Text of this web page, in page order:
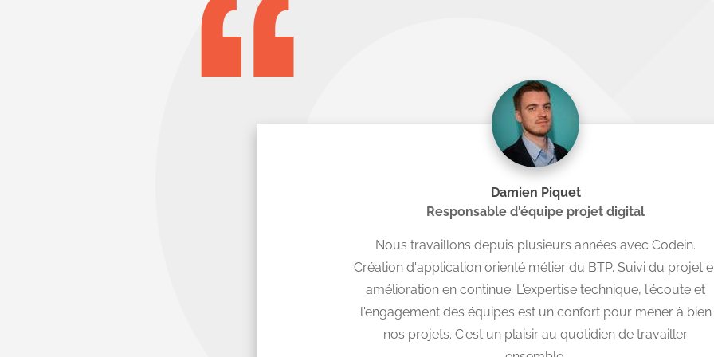
Damien Piquet
Responsable d'équipe projet digital
Nous travaillons depuis plusieurs années avec Codein.
Création d'application orienté métier du BTP. Suivi du projet
amélioration en continue. L'expertise technique, l'écoute et
l'engagement des équipes est un confort pour mener à bien
nos projets. C'est un plaisir au quotidien de travailler